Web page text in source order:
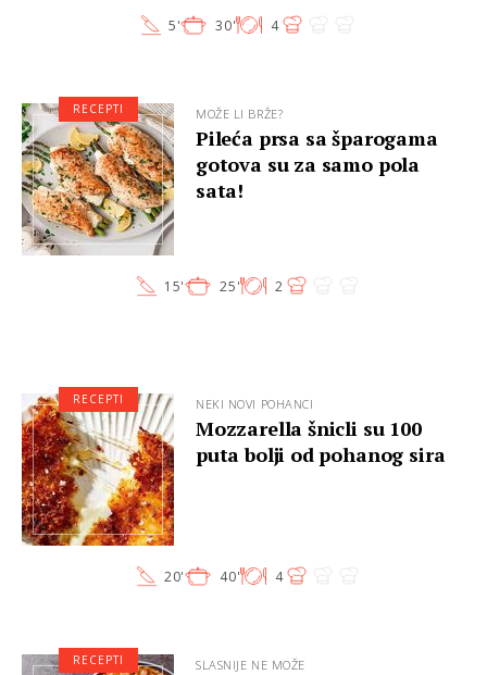
5' 30' 4
MOŽE LI BRŽE?
Pileća prsa sa šparogama
gotova su za samo pola
sata!
15' 25' 2
RECEPTI
NEKI NOVI POHANCI
Mozzarella šnicli su 100
puta bolji od pohanog sira
20' 40' 4
RECEPTI
SLASNIJE NE MOŽE
RECEPTI